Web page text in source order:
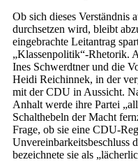
Ob sich dieses Verständnis
durchsetzen wird, bleibt
eingebrachte Leitantrag
„Klassenpolitik“-Rhetorik.
Ines Schwerdt­ner und die
Heidi Reichinnek, in der
mit der CDU in Aussicht.
Anhalt werde ihre Partei
Schalthebeln der Macht
Frage, ob sie eine CDU-
Unvereinbarkeitsbeschluss
bezeichnete sie als